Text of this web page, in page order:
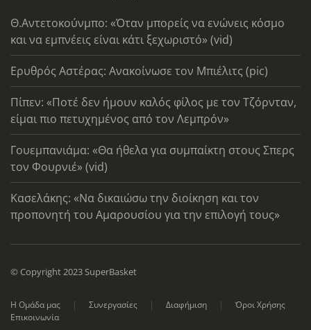
Θ.Αντετοκούνμπο: «Όταν μπορείς να ενώνεις κόσμο
και να εμπνέεις είναι κάτι ξεχωριστό» (vid)
Ερυθρός Αστέρας: Ανακοίνωσε τον Μπιέλιτς (pic)
Πίπεν: «Ποτέ δεν ήμουν καλός φίλος με τον Τζόρνταν,
είμαι πιο πετυχημένος από τον Λεμπρόν»
Γουεμπανιάμα: «Θα ήθελα για συμπαίκτη στους Σπερς
τον Φουρνιέ» (vid)
Κασελάκης: «Να δικαιώσω την διοίκηση και τον
προπονητή του Αμαρουσίου για την επιλογή τους»
© Copyright 2023 SuperBasket
Η Ομάδα μας Συνεργασίες Διαφήμιση
Όροι Χρήσης
Επικοινωνία